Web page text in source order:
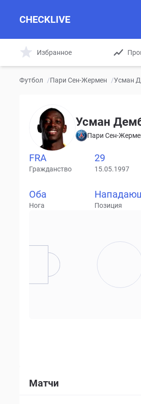
CHECKLIVE
Избранное
Футбол /Пари Сен-Жермен /Усман
Усман
Пари Сен-
FRA
Гражданство
29
15.05.1997
Оба
Нога Позиция
Матчи